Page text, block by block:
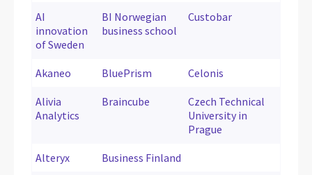
AI
innovation
of Sweden
BI Norwegian
business school
Custobar
Akaneo BluePrism Celonis
Alivia
Analytics
Braincube
Czech Technical
University in
Prague
Alteryx Business Finland